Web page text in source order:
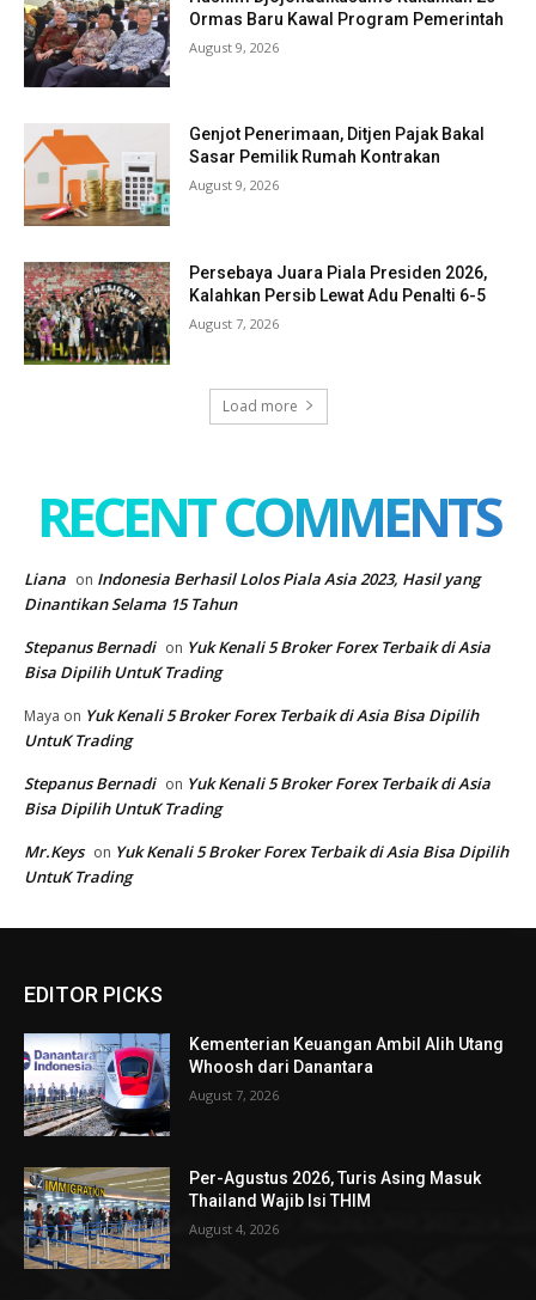
EDITOR PICKS
Kementerian Keuangan Ambil Alih Utang
Whoosh dari Danantara
August 7, 2026
Per-Agustus 2026, Turis Asing Masuk
Thailand Wajib Isi THIM
August 4, 2026